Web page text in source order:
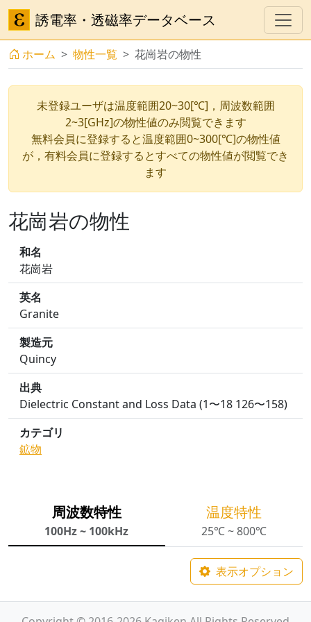
誘電率・透磁率データベース
ホーム 物性一覧 花崗岩の物性
未登録ユーザは温度範囲20~30[℃]，周波数範囲
2~3[GHz]の物性値のみ閲覧できます
無料会員に登録すると温度範囲0~300[℃]の物性値
が，有料会員に登録するとすべての物性値が閲覧でき
ます
花崗岩の物性
和名
花崗岩
英名
Granite
製造元
Quincy
出典
Dielectric Constant and Loss Data (1〜18 126〜158)
カテゴリ
鉱物
周波数特性
100Hz ~ 100kHz
温度特性
25℃ ~ 800℃
表示オプション